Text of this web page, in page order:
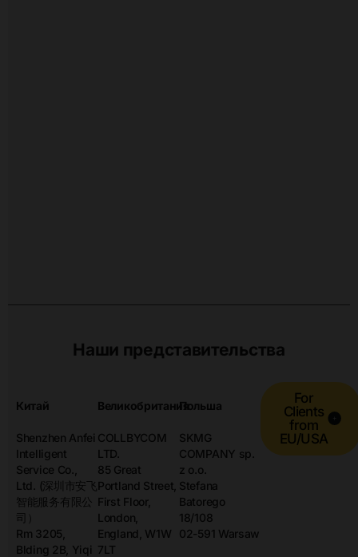
Наши представительства
Китай
Shenzhen Anfei
Intelligent
Service Co.,
Ltd. (深圳市安飞
智能服务有限公
司）
Rm 3205,
Blding 2B, Yiqi
Великобритания
COLLBYCOM
LTD.
85 Great
Portland Street,
First Floor,
London,
England, W1W
7LT
Польша
SKMG
COMPANY sp.
z o.o.
Stefana
Batorego
18/108
02-591 Warsaw
For
Clients
from
EU/USA